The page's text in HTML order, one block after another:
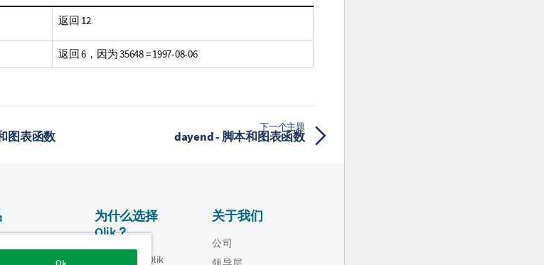
返回 12
返回 6，因为 35648 = 1997-08-06
图表函数
下一个主题
dayend - 脚本和图表函数
为什么选择
Qlik？
为什么选择 Qlik
关于我们
公司